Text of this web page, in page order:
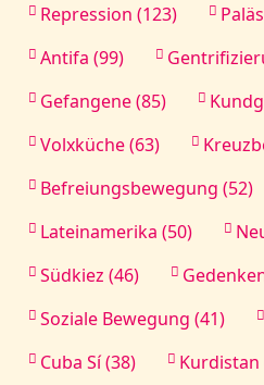
Repression (123)
Antifa (99)
Gefangene (85)
Volxküche (63)
Befreiungsbewegung (52)
Lateinamerika (50)
Südkiez (46)
Soziale Bewegung (41)
Cuba Sí (38)
Kurdistan